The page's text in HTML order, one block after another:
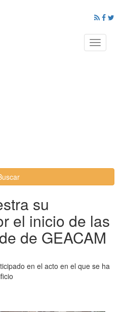
Toggle
su
el inicio de las
de GEACAM
en el acto en el que se ha